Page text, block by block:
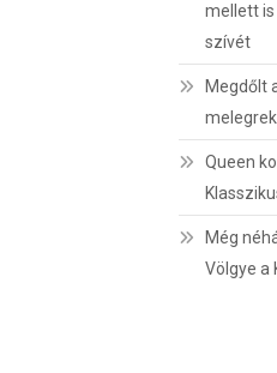
mellett
szívét
Megdőlt
Queen
Még
Völgye a